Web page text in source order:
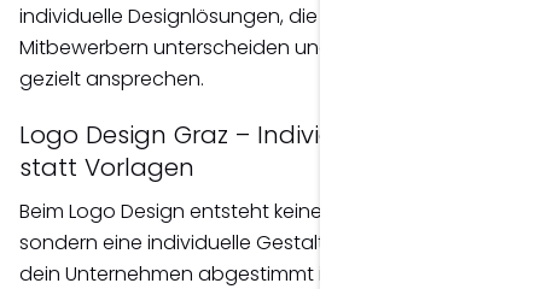
individuelle Designlösungen, die sich klar von
Mitbewerbern unterscheiden und deine Zielgruppe
gezielt ansprechen.
Logo Design Graz – Individuelle Logos
statt Vorlagen
Beim Logo Design entsteht keine Standardlösung,
sondern eine individuelle Gestaltung, die genau auf
dein Unternehmen abgestimmt ist. Nach einem